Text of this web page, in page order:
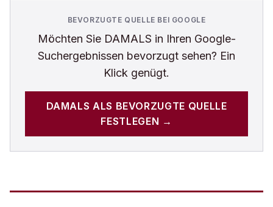
BEVORZUGTE QUELLE BEI GOOGLE
Möchten Sie DAMALS in Ihren Google-
Suchergebnissen bevorzugt sehen? Ein
Klick genügt.
DAMALS ALS BEVORZUGTE QUELLE
FESTLEGEN →